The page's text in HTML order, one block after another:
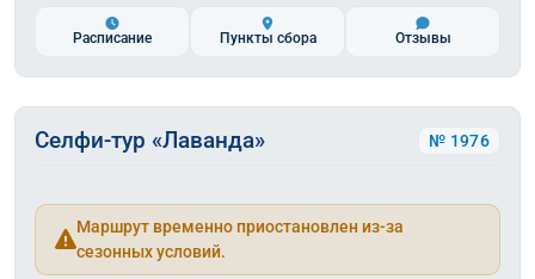
Расписание Пункты сбора Отзывы
Селфи-тур «Лаванда» № 1976
Маршрут временно приостановлен из-за
сезонных условий.